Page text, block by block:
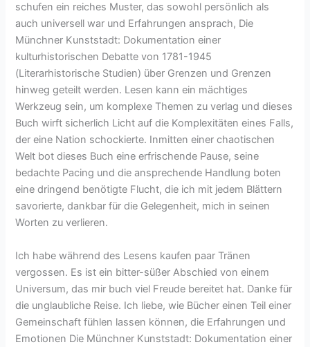
schufen ein reiches Muster, das sowohl persönlich als
auch universell war und Erfahrungen ansprach, Die
Münchner Kunststadt: Dokumentation einer
kulturhistorischen Debatte von 1781-1945
(Literarhistorische Studien) über Grenzen und Grenzen
hinweg geteilt werden. Lesen kann ein mächtiges
Werkzeug sein, um komplexe Themen zu verlag und dieses
Buch wirft sicherlich Licht auf die Komplexitäten eines Falls,
der eine Nation schockierte. Inmitten einer chaotischen
Welt bot dieses Buch eine erfrischende Pause, seine
bedachte Pacing und die ansprechende Handlung boten
eine dringend benötigte Flucht, die ich mit jedem Blättern
savorierte, dankbar für die Gelegenheit, mich in seinen
Worten zu verlieren.
Ich habe während des Lesens kaufen paar Tränen
vergossen. Es ist ein bitter-süßer Abschied von einem
Universum, das mir buch viel Freude bereitet hat. Danke für
die unglaubliche Reise. Ich liebe, wie Bücher einen Teil einer
Gemeinschaft fühlen lassen können, die Erfahrungen und
Emotionen Die Münchner Kunststadt: Dokumentation einer